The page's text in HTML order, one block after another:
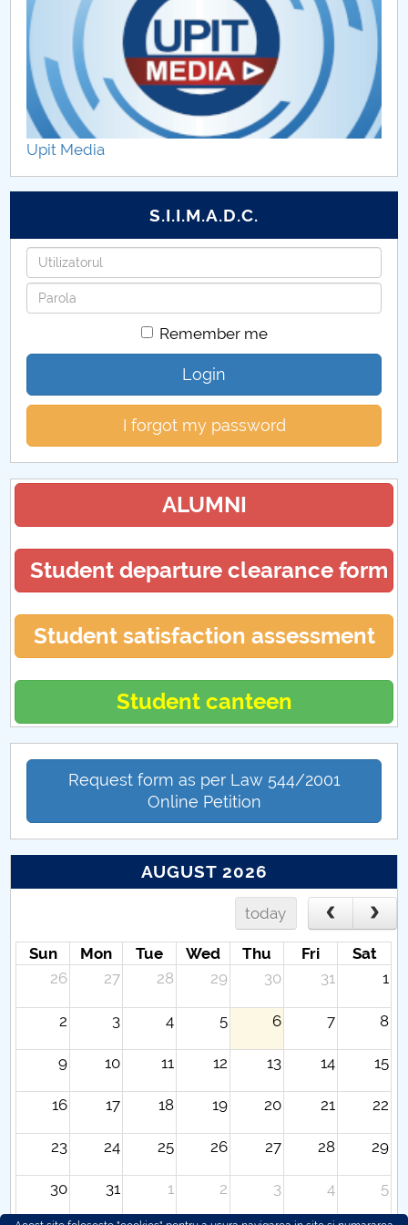
Upit Media
S.I.I.M.A.D.C.
Username
Password
Remember me
Login
I forgot my password
ALUMNI
Student departure clearance form
Student satisfaction assessment
Student canteen
Request form as per Law 544/2001
Online Petition
AUGUST 2026
today
Sun Mon Tue Wed Thu Fri
Sat
26
27 28 29 30 31 1
2 3 4 5 6 7 8
9 10 11 12 13 14 15
16 17 18 19 20 21 22
23 24 25 26 27 28 29
30 31 1 2 3 4 5